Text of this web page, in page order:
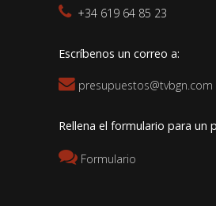
+34 619 64 85 23
Escríbenos un correo a:
presupuestos@tvbgn.com
Rellena el formulario para un
Formulario